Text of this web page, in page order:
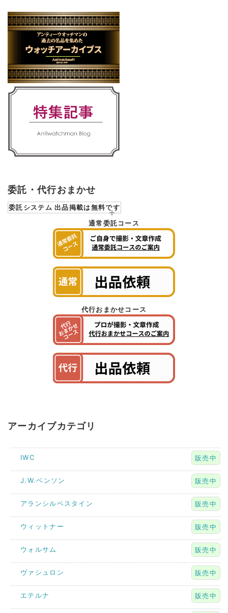
委託・代行おまかせ
委託システム 出品掲載は無料です
通常委託コース
代行おまかせコース
アーカイブカテゴリ
IWC 販売中
J.W.ベンソン 販売中
アランシルベスタイン 販売中
ウィットナー 販売中
ウォルサム 販売中
ヴァシュロン 販売中
エテルナ 販売中